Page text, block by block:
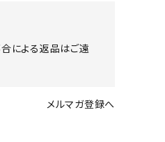
による返品はご遠
メルマガ登録へ